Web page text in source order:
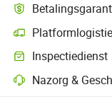
Inspectiedienst
Nazorg &